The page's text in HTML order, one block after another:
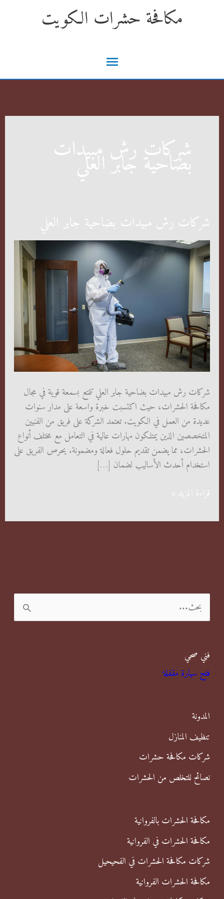
مكافحة حشرات الكويت
القائمة
الرئيسية
شركات رش مبيدات
بضاحية جابر العلي
شركات رش مبيدات بضاحية جابر العلي
شركات رش مبيدات بضاحية جابر العلي تتمتع بسمعة قوية في مجال
مكافحة الحشرات، حيث اكتسبت خبرة واسعة على مدار سنوات
عديدة من العمل في الكويت. تعتمد الشركة على فريق من الفنيين
المتخصصين الذين يمتلكون مهارات عالية في التعامل مع مختلف أنواع
الحشرات، مما يضمن تقديم حلول فعالة ومضمونة. يحرص الفريق على
استخدام أحدث الأساليب لضمان […]
شركات
مبيدات
قراءة المزيد »
ل
ح
ث
ن
فني صحي
فتح سيارة مقفلة
المدونة
تنظيف المنازل
شركات مكافحة حشرات
نصائح للتخلص من الحشرات
مكافحة الحشرات بالفروانية
مكافحة الحشرات في الفروانية
شركات مكافحة الحشرات في الفحيحيل
مكافحة الحشرات الفروانية